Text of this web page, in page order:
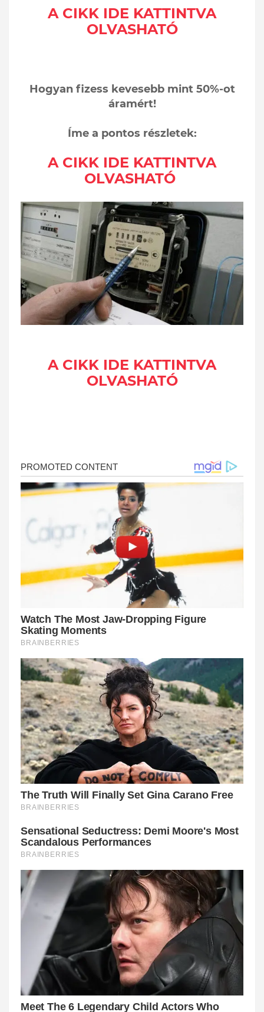
A CIKK IDE KATTINTVA
OLVASHATÓ
Hogyan fizess kevesebb mint 50%-ot
áramért!
Íme a pontos részletek:
A CIKK IDE KATTINTVA
OLVASHATÓ
A CIKK IDE KATTINTVA
OLVASHATÓ